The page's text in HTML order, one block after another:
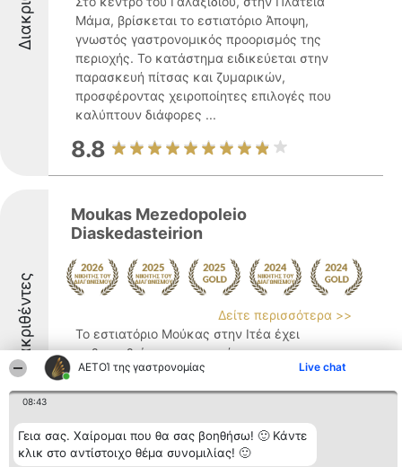
ΑΕΤΟΊ της γαστρονομίας Live chat
08:43
Γεια σας. Χαίρομαι που θα σας βοηθήσω! 🙂 Κάντε
κλικ στο αντίστοιχο θέμα συνομιλίας! 🙂
Μάμα, βρίσκεται το εστιατόριο Άποψη,
γνωστός γαστρονομικός προορισμός της
περιοχής. Το κατάστημα ειδικεύεται στην
παρασκευή πίτσας και ζυμαρικών,
προσφέροντας χειροποίητες επιλογές που
καλύπτουν διάφορες ...
8.8
Διακριθέντες
Moukas Mezedopoleio
Diaskedasteirion
Δείτε περισσότερα >>
Το εστιατόριο Μούκας στην Ιτέα έχει
καθιερωθεί ως προορισμός για τους
λάτρεις της ελληνικής παραδοσιακής
γαστρονομίας, προσφέροντας αυθεντικές
οικογενειακός του χαρακτήρας
διακρίνεται μέσα από την προσωπική ...